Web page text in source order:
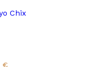
€